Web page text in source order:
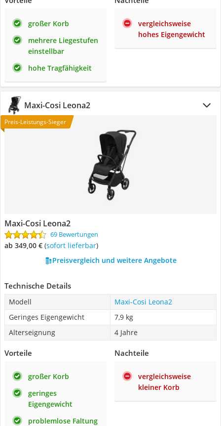
großer Korb
mehrere Liegestufen
einstellbar
hohe Tragfähigkeit
vergleichsweise
hohes Eigengewicht
Maxi-Cosi Leona2
Preis-Leistungs-Sieger
Maxi-Cosi Leona2
69 Bewertungen
ab 349,00 € ( Sofort lieferbar)
Preisvergleich und weitere Angebote
Technische Details
Modell
Maxi-Cosi Leona2
Geringes Eigengewicht
7,9 kg
Alterseignung
4 Jahre
Vorteile
großer Korb
geringes
Eigengewicht
problemlose Faltung
Nachteile
vergleichsweise
kleiner Korb